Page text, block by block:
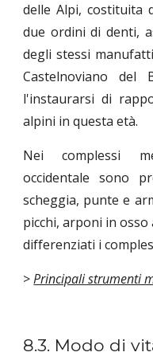
delle Alpi,
due ordini di denti,
degli stessi
Castelnoviano del
l'instaurarsi di
alpini in questa età.
Nei complessi
occidentale sono
scheggia, punte e
picchi, arponi in
differenziati i
>Principali strumenti
8.3. Modo di